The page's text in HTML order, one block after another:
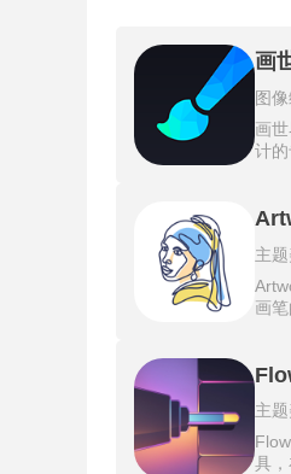
画
图
画
计的
触
滤镜
杂
过
0秒
主
画
画
同绘
台
操
主
具，